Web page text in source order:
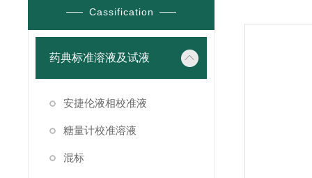
Cassification
药典标准溶液及试液
安捷伦液相校准液
糖量计校准溶液
混标